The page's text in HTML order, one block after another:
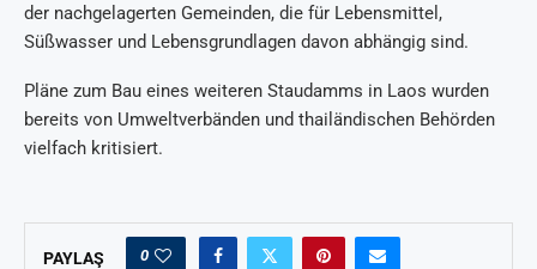
der nachgelagerten Gemeinden, die für Lebensmittel,
Süßwasser und Lebensgrundlagen davon abhängig sind.
Pläne zum Bau eines weiteren Staudamms in Laos wurden
bereits von Umweltverbänden und thailändischen Behörden
vielfach kritisiert.
PAYLAŞ 0